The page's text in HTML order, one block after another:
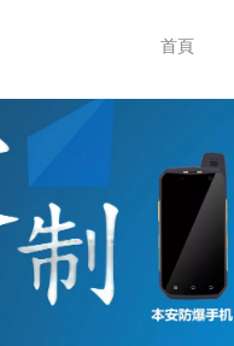
首頁